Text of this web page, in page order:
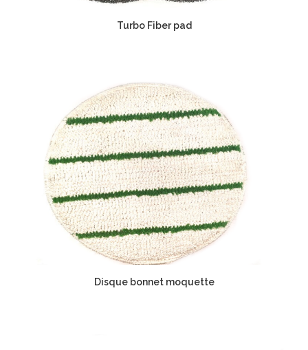
Turbo Fiber pad
Disque bonnet moquette